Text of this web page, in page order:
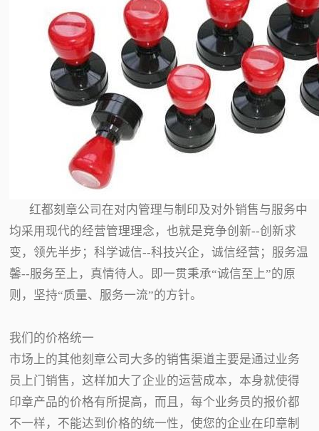
红都刻章公司在对内管理与制印及对外销售与服务中
均采用现代的经营管理理念，也就是竞争创新--创新求
变，领先半步；科学诚信--科技兴企，诚信经营；服务温
馨--服务至上，真情待人。即一贯秉承“诚信至上”的原
则，坚持“质量、服务一流”的方针。
我们的价格统一
市场上的其他刻章公司大多的销售渠道主要是通过业务
员上门销售，这样加大了企业的运营成本，本身就使得
印章产品的价格有所提高，而且，每个业务员的报价都
不一样，不能达到价格的统一性，使您的企业在印章制